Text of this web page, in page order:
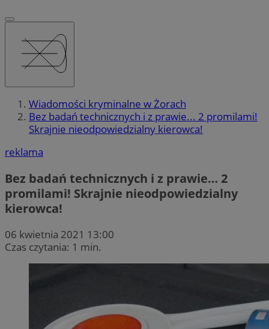
Wiadomości kryminalne w Żorach
Bez badań technicznych i z prawie... 2 promilami!
Skrajnie nieodpowiedzialny kierowca!
reklama
Bez badań technicznych i z prawie… 2
promilami! Skrajnie nieodpowiedzialny
kierowca!
06 kwietnia 2021 13:00
Czas czytania: 1 min.